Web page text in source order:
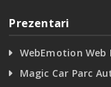
Prezentari
WebEmotion Web
Magic Car Parc